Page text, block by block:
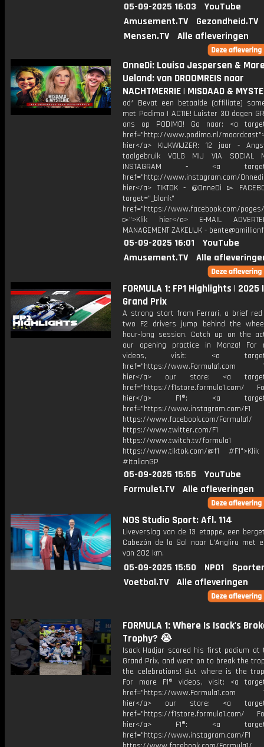
05-09-2025 16:03
YouTube
Amusement.TV
Gezondheid.TV
Mensen.TV
Alle afleveringen
OnneDi: Louisa Jespersen &
Ueland: van DROOMREIS naar
NACHTMERRIE | MISDAAD &
ad* Bevat een betaalde (affiliate)
met Podimo | ACTIE! Luister 30 dagen
ons op PODIMO! Ga naar: <a
href="http://www.podimo.nl/
hier</a> KIJKWIJZER: 12 jaar -
taalgebruik VOLG MIJ VIA SOCIAL
INSTAGRAM - <a
href="http://www.instagram.com/
hier</a> TIKTOK - @OnneDi ▻
target="_blank"
href="https://www.facebook.com/pages/
▻">Klik hier</a> E-MAIL
MANAGEMENT ZAKELIJK -
05-09-2025 16:01
YouTube
Amusement.TV
Alle
FORMULA 1: FP1 Highlights |
Grand Prix
A strong start from Ferrari, a brief
two F2 drivers jump behind the
hour-long session. Catch up on the
our opening practice in Monza! For
videos, visit: <a
href="https://www.Formula1.com
hier</a> our store: <a
href="https://f1store.formula1.com/
hier</a> F1®: <a
href="https://www.instagram.com/F1
https://www.facebook.com/Formula1/
https://www.twitter.com/F1
https://www.twitch.tv/formula1
https://www.tiktok.com/@f1
#ItalianGP
05-09-2025 15:55
YouTube
Formule1.TV
Alle afleveringen
NOS Studio Sport: Afl. 114
Liveverslag van de 13 etappe, een
Cabezón de la Sal naar L'Angliru met
van 202 km.
05-09-2025 15:50 NPO1
Voetbal.TV
Alle afleveringen
FORMULA 1: Where Is Isack's
Trophy? 😭
Isack Hadjar scored his first podium at
Grand Prix, and went on to break the
the celebrations! But where is the
For more F1® videos, visit: <a
href="https://www.Formula1.com
hier</a> our store: <a
href="https://f1store.formula1.com/
hier</a> F1®: <a
href="https://www.instagram.com/F1